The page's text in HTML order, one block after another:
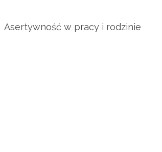
Asertywność w pracy i rodzinie